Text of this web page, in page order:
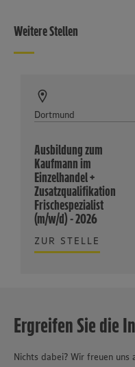
Weitere Stellen
Dortmund
Ausbildung zum
Kaufmann im
Einzelhandel +
Zusatzqualifikation
Frischespezialist
(m/w/d) - 2026
ZUR STELLE
Ergreifen Sie die
Nichts dabei? Wir freuen